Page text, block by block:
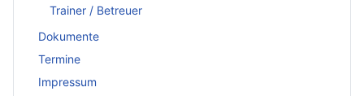
Trainer / Betreuer
Dokumente
Termine
Impressum